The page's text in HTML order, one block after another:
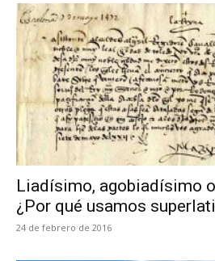
Liadísimo, agobiadísimo
¿Por qué usamos
24 de febrero de 2016